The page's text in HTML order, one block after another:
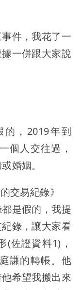
件，我花了一
一併跟大家說
，2019年到
個人交往過，
婚姻。
交易紀錄》
是假的，我提
錄，讓大家看
(佐證資料1)，
謙的轉帳。他
希望我搬出來